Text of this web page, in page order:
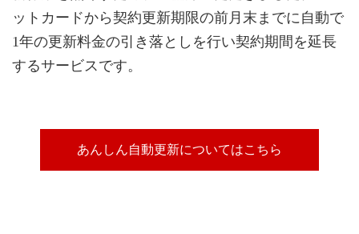
ットカードから契約更新期限の前月末までに自動で
1年の更新料金の引き落としを行い契約期間を延長
するサービスです。
あんしん自動更新についてはこちら